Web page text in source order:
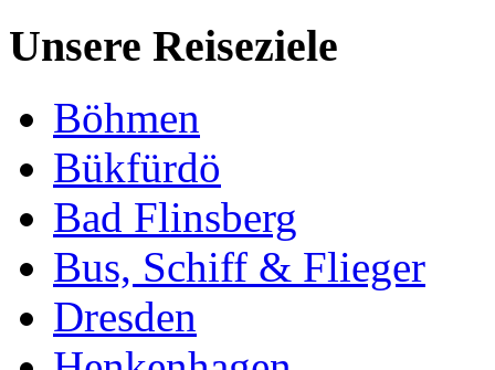
Unsere Reiseziele
Böhmen
Bükfürdö
Bad Flinsberg
Bus, Schiff & Flieger
Dresden